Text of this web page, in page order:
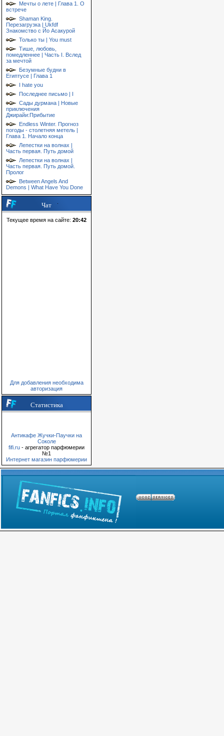
Мечты о лете | Глава 1. О
встрече
Shaman King.
Перезагрузка | Ukfdf
Знакомство с Йо Асакурой
Только ты | You must
Тише, любовь,
помедленнее | Часть I. Вслед
за мечтой
Безумные будни в
Египтусе | Глава 1
I hate you
Последнее письмо | I
Сады дурмана | Новые
приключения
Джирайи:Прибытие
Endless Winter. Прогноз
погоды - столетняя метель |
Глава 1. Начало конца
Лепестки на волнах |
Часть первая. Путь домой
Лепестки на волнах |
Часть первая. Путь домой.
Пролог
Between Angels And
Demons | What Have You Done
Чат
Текущее время на сайте: 20:42
Для добавления необходима
авторизация
Статистика
Антикафе Жучки-Паучки на
Соколе
fifi.ru - агрегатор парфюмерии
№1
Интернет магазин парфюмерии